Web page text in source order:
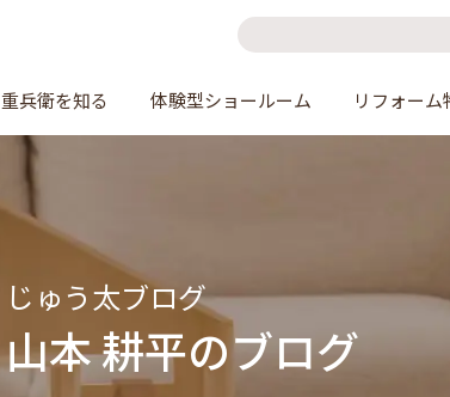
重兵衛を知る 体験型ショールーム リフォーム
じゅう太ブログ
山本 耕平のブログ